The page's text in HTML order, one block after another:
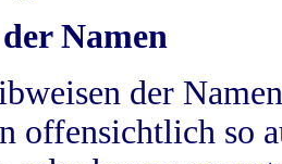
Namen
der
offensichtlich so